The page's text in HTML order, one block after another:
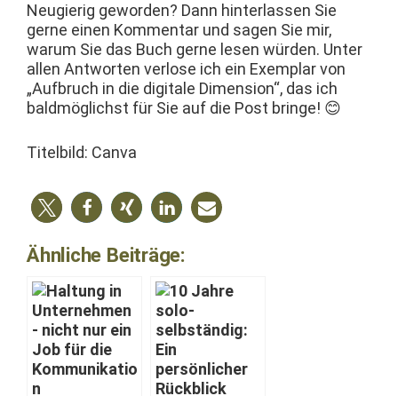
Neugierig gewor­den? Dann hin­ter­lassen Sie
gerne einen Kom­men­tar und sagen Sie mir,
warum Sie das Buch gerne lesen wür­den. Unter
allen Antworten ver­lose ich ein Exem­plar von
„Auf­bruch in die dig­i­tale Dimen­sion“, das ich
bald­möglichst für Sie auf die Post bringe! 😊
Titel­bild: Canva
Ähnliche Beiträge: